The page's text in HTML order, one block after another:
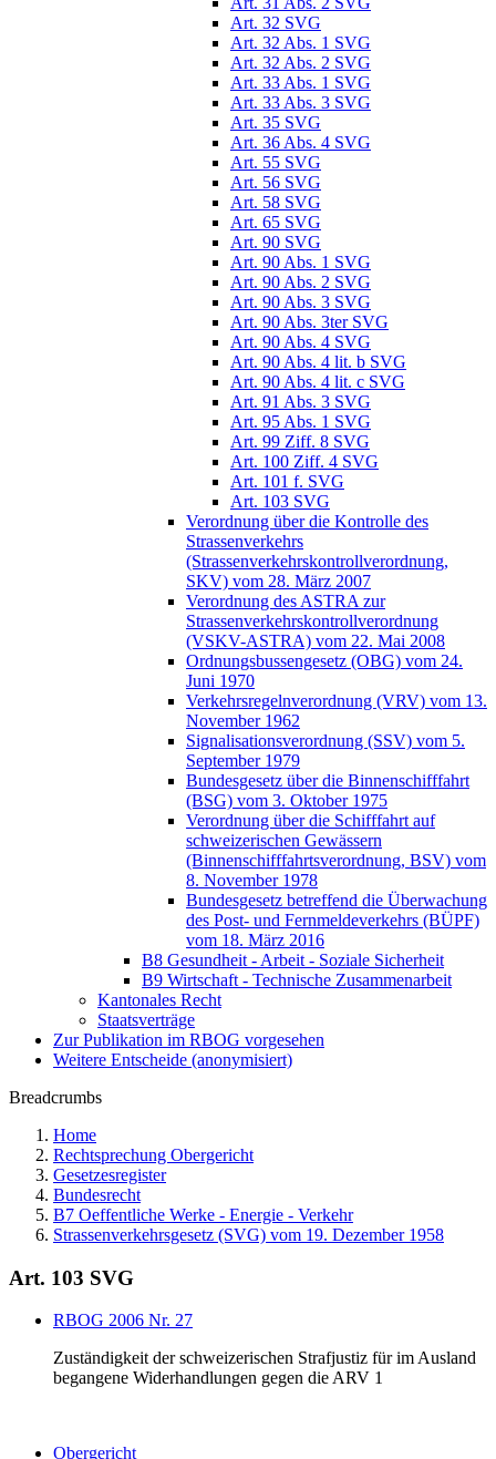
Art. 32 SVG
Art. 32 Abs. 1 SVG
Art. 32 Abs. 2 SVG
Art. 33 Abs. 1 SVG
Art. 33 Abs. 3 SVG
Art. 35 SVG
Art. 36 Abs. 4 SVG
Art. 55 SVG
Art. 56 SVG
Art. 58 SVG
Art. 65 SVG
Art. 90 SVG
Art. 90 Abs. 1 SVG
Art. 90 Abs. 2 SVG
Art. 90 Abs. 3 SVG
Art. 90 Abs. 3ter SVG
Art. 90 Abs. 4 SVG
Art. 90 Abs. 4 lit. b SVG
Art. 90 Abs. 4 lit. c SVG
Art. 91 Abs. 3 SVG
Art. 95 Abs. 1 SVG
Art. 99 Ziff. 8 SVG
Art. 100 Ziff. 4 SVG
Art. 101 f. SVG
Art. 103 SVG
Verordnung über die Kontrolle des
Strassenverkehrs
(Strassenverkehrskontrollverordnung,
SKV) vom 28. März 2007
Verordnung des ASTRA zur
Strassenverkehrskontrollverordnung
(VSKV-ASTRA) vom 22. Mai 2008
Ordnungsbussengesetz (OBG) vom 24.
Juni 1970
Verkehrsregelnverordnung (VRV) vom 13.
November 1962
Signalisationsverordnung (SSV) vom 5.
September 1979
Bundesgesetz über die Binnenschifffahrt
(BSG) vom 3. Oktober 1975
Verordnung über die Schifffahrt auf
schweizerischen Gewässern
(Binnenschifffahrtsverordnung, BSV) vom
8. November 1978
Bundesgesetz betreffend die Überwachung
des Post- und Fernmeldeverkehrs (BÜPF)
vom 18. März 2016
B8 Gesundheit - Arbeit - Soziale Sicherheit
B9 Wirtschaft - Technische Zusammenarbeit
Kantonales Recht
Staatsverträge
Zur Publikation im RBOG vorgesehen
Weitere Entscheide (anonymisiert)
Breadcrumbs
Home
Rechtsprechung Obergericht
Gesetzesregister
Bundesrecht
B7 Oeffentliche Werke - Energie - Verkehr
Strassenverkehrsgesetz (SVG) vom 19. Dezember 1958
Art. 103 SVG
RBOG 2006 Nr. 27
Zuständigkeit der schweizerischen Strafjustiz für im Ausland
begangene Widerhandlungen gegen die ARV 1
Obergericht